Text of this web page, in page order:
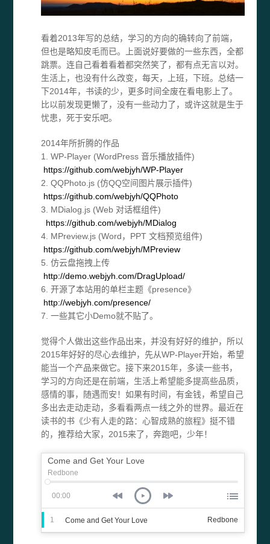
看着2013年写的总结，学习的方向的确转向了前端，
但也是略知皮毛而已。上面说好要做的一些东西，全都
跳票。连自己看着看着都突然笑了，都有点无言以对。
生活上，也没有什么改变，每天，上班，下班。总结一
下2014年，书读的少，更多时间全废在看电影上了。
比以前发现更懒了，没有一些动力了，或许这就是生于
忧患，死于安乐吧。
2014年所折腾的作品
1. WP-Player (WordPress 音乐播放插件)
https://github.com/webjyh/WP-Player
2. QQPhoto.js (仿QQ空间图片展示插件)
https://github.com/webjyh/QQPhoto
3. MDialog.js (Web 对话框组件)
https://github.com/webjyh/MDialog
4. MPreview.js (Word，PPT 文档预览组件)
https://github.com/webjyh/MPreview
5. 仿云盘拖拽上传
http://demo.webjyh.com/DragUpload/
6. 开源了本站用的单栏主题《presence》
http://webjyh.com/presence/
7. 一些其它小Demo就不贴了。
觉得个人做出这些作品出来，并没有好好的维护，所以
2015年好好的尽心去维护，先从WP-Player开始，希望
能当一个产品来做它。接下来2015年，多读一些书，
学习的方向还是在前端，生活上希望能多提高些品质，
感情的事，随遇而安！如果有时间，有金钱，希望自己
多出去走动走动，多看看两点一线之外的世界。最近在
读书的书《少有人走的路：心智成熟的旅程》挺不错
的，推荐给大家，2015来了，奔跑吧，少年！
Come and Get Your Love
Redbone
00:00
Redbone
1 Come and Get Your Love